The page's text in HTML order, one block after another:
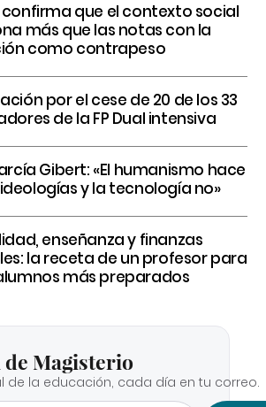
confirma que el contexto social
más que las notas con la
como contrapeso
por el cese de 20 de los 33
de la FP Dual intensiva
Gibert: «El humanismo hace
y la tecnología no»
enseñanza y finanzas
la receta de un profesor para
más preparados
Magisterio
de la educación, cada día en tu correo.